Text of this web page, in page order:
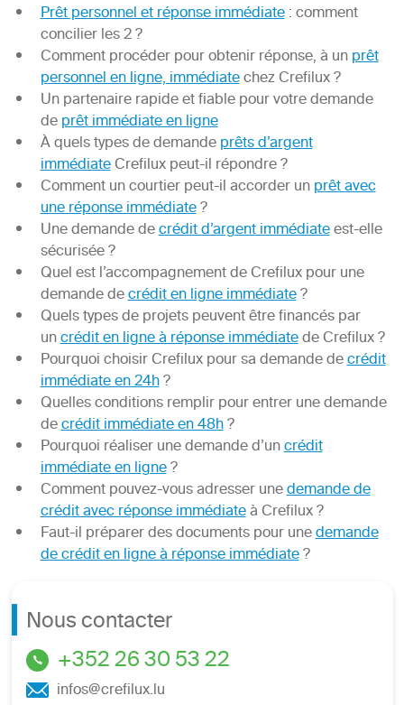
Prêt personnel et réponse immédiate: comment
concilier les 2 ?
Comment procéder pour obtenir réponse, à unprêt
personnel en ligne, immédiatechez Crefilux ?
Un partenaire rapide et fiable pour votre demande
deprêt immédiate en ligne
À quels types de demandeprêts d’argent
immédiateCrefilux peut-il répondre ?
Comment un courtier peut-il accorder unprêt avec
une réponse immédiate?
Une demande decrédit d’argent immédiateest-elle
sécurisée ?
Quel est l’accompagnement de Crefilux pour une
demande decrédit en ligne immédiate?
Quels types de projets peuvent être financés par
uncrédit en ligne à réponse immédiatede Crefilux ?
Pourquoi choisir Crefilux pour sa demande decrédit
immédiate en 24h?
Quelles conditions remplir pour entrer une demande
decrédit immédiate en 48h?
Pourquoi réaliser une demande d’uncrédit
immédiate en ligne?
Comment pouvez-vous adresser unedemande de
crédit avec réponse immédiateà Crefilux ?
Faut-il préparer des documents pour unedemande
de crédit en ligne à réponse immédiate?
Nous contacter
+352 26 30 53 22
infos@crefilux.lu